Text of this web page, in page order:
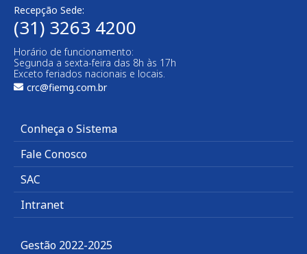
Recepção Sede:
(31) 3263 4200
Horário de funcionamento:
Segunda a sexta-feira das 8h às 17h
Exceto feriados nacionais e locais.
crc@fiemg.com.br
Conheça o Sistema
Fale Conosco
SAC
Intranet
Gestão 2022-2025